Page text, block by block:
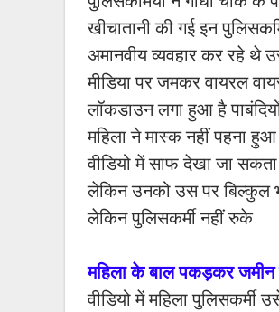
खीचातानी की गई इन
अमानवीय व्यवहार कर रहे थे
मीडिया पर जमकर वायरल
लॉकडाउन लगा हुआ है
महिला ने मास्क नहीं पहना
वीडियो में साफ देखा जा सकता
लेकिन उनको उस पर बिल्कुल
लेकिन पुलिसकर्मी नहीं रुके
महिला के बाल पकड़कर जमीन
वीडियो में महिला